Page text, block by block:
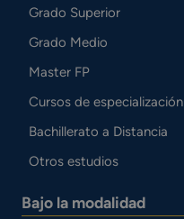
Grado Superior
Grado Medio
Master FP
Cursos de especialización
Bachillerato a Distancia
Otros estudios
Bajo la modalidad